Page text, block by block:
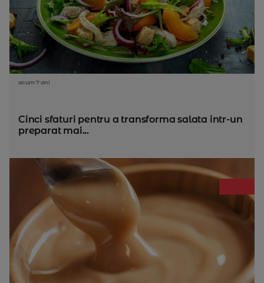
acum 7 ani
Cinci sfaturi pentru a transforma salata intr-un
preparat mai...